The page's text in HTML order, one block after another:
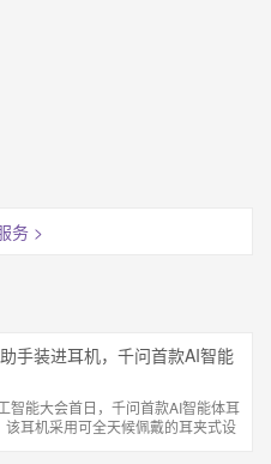
务 >
手装进耳机，千问首款AI智能
智能大会首日，千问首款AI智能体耳
该耳机采用可全天候佩戴的耳夹式设